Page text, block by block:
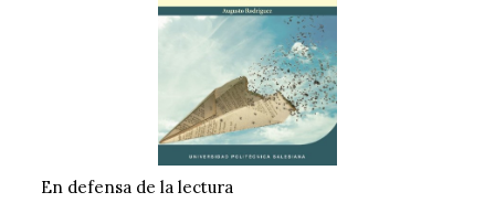
En defensa de la lectura